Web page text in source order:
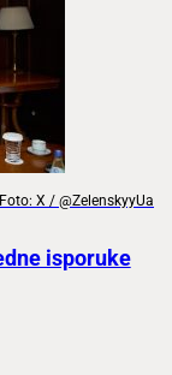
X / @ZelenskyyUa
isporuke